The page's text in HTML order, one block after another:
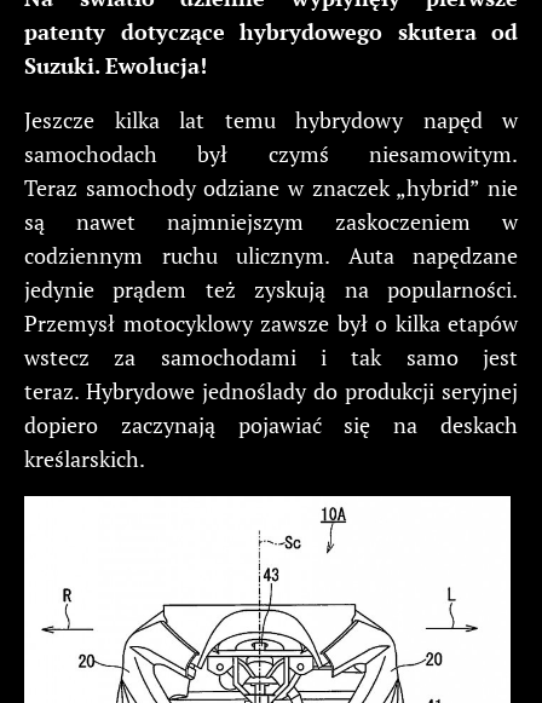
patenty dotyczące hybrydowego skutera od
Suzuki. Ewolucja!
Jeszcze kilka lat temu hybrydowy napęd w
samochodach był czymś niesamowitym.
Teraz samochody odziane w znaczek „hybrid” nie
są nawet najmniejszym zaskoczeniem w
codziennym ruchu ulicznym. Auta napędzane
jedynie prądem też zyskują na popularności.
Przemysł motocyklowy zawsze był o kilka etapów
wstecz za samochodami i tak samo jest
teraz. Hybrydowe jednoślady do produkcji seryjnej
dopiero zaczynają pojawiać się na deskach
kreślarskich.